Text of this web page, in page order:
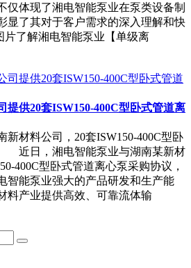
仅体现了湘电智能泵业在泵类设备制
显了其对于客户需求的深入理解和快
了解湘电智能泵业【单级离
提供20套ISW150-400C型卧式管道离
新材料公司，20套ISW150-400C型卧
近日，湘电智能泵业与湖南某新材
400C型卧式管道离心泵采购协议，
智能泵业强大的产品研发和生产能
料产业提供高效、可靠流体输